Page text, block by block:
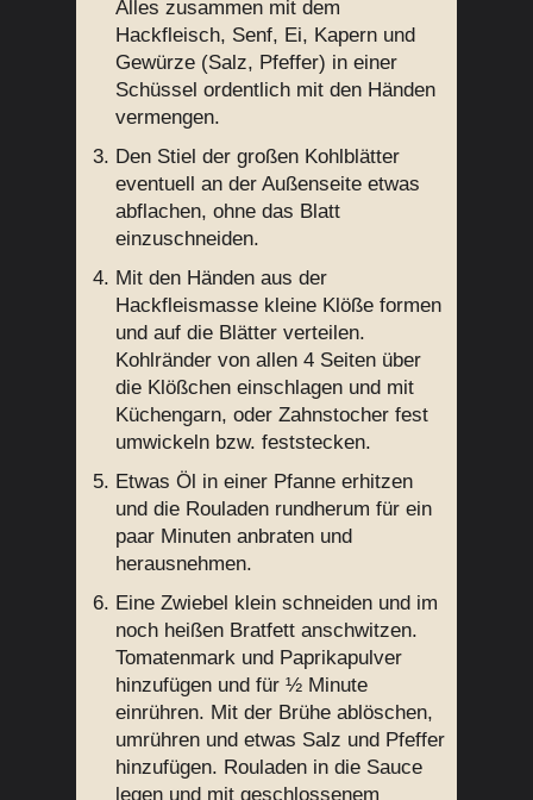
Alles zusammen mit dem
Hackfleisch, Senf, Ei, Kapern und
Gewürze (Salz, Pfeffer) in einer
Schüssel ordentlich mit den Händen
vermengen.
Den Stiel der großen Kohlblätter
eventuell an der Außenseite etwas
abflachen, ohne das Blatt
einzuschneiden.
Mit den Händen aus der
Hackfleismasse kleine Klöße formen
und auf die Blätter verteilen.
Kohlränder von allen 4 Seiten über
die Klößchen einschlagen und mit
Küchengarn, oder Zahnstocher fest
umwickeln bzw. feststecken.
Etwas Öl in einer Pfanne erhitzen
und die Rouladen rundherum für ein
paar Minuten anbraten und
herausnehmen.
Eine Zwiebel klein schneiden und im
noch heißen Bratfett anschwitzen.
Tomatenmark und Paprikapulver
hinzufügen und für ½ Minute
einrühren. Mit der Brühe ablöschen,
umrühren und etwas Salz und Pfeffer
hinzufügen. Rouladen in die Sauce
legen und mit geschlossenem